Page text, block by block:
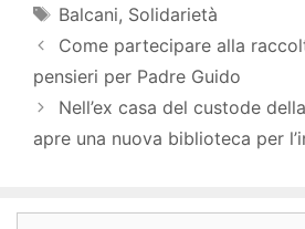
Tag
Balcani, Solidarietà
Come partecipare alla
pensieri per Padre Guido
Nell’ex casa del custode
apre una nuova biblioteca per